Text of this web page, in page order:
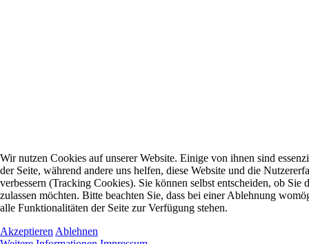
Wir nutzen Cookies auf unserer Website. Einige von ihnen sind
der Seite, während andere uns helfen, diese Website und die
verbessern (Tracking Cookies). Sie können selbst entscheiden, ob Sie
zulassen möchten. Bitte beachten Sie, dass bei einer Ablehnung
alle Funktionalitäten der Seite zur Verfügung stehen.
Akzeptieren Ablehnen